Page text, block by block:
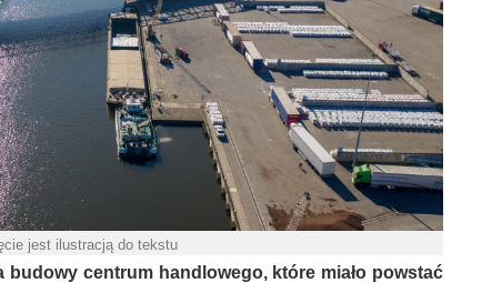
jest ilustracją do tekstu
budowy centrum handlowego, które miało powstać